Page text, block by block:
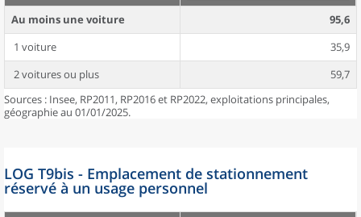
Au moins une voiture
95,6
1 voiture
35,9
2 voitures ou plus
59,7
Sources : Insee, RP2011, RP2016 et RP2022, exploitations principales,
géographie au 01/01/2025.
LOG T9bis - Emplacement de stationnement
réservé à un usage personnel